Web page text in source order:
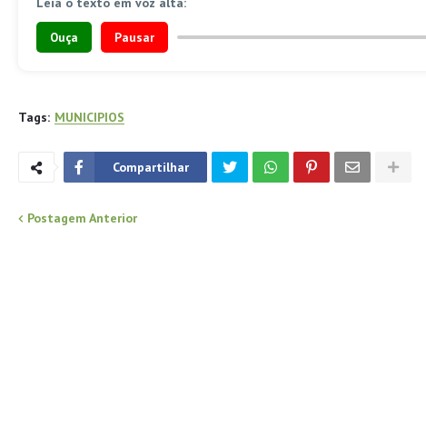
Ouça Pausar
Tags: MUNICIPIOS
Compartilhar
Postagem Anterior